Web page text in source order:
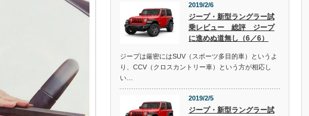
2019/2/6
ジープ・新型ラングラー試
乗レビュー 総評 ジープ
に進めぬ道無し（6／6）
ジープは厳密にはSUV（スポーツ多目的車）というよ
り、CCV（クロスカントリー車）という方が相応し
い…
2019/2/5
ジープ・新型ラングラー試